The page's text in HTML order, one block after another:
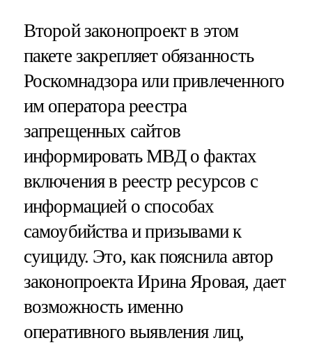
Второй законопроект в этом
пакете закрепляет обязанность
Роскомнадзора или привлеченного
им оператора реестра
запрещенных сайтов
информировать МВД о фактах
включения в реестр ресурсов с
информацией о способах
самоубийства и призывами к
суициду. Это, как пояснила автор
законопроекта Ирина Яровая, дает
возможность именно
оперативного выявления лиц,